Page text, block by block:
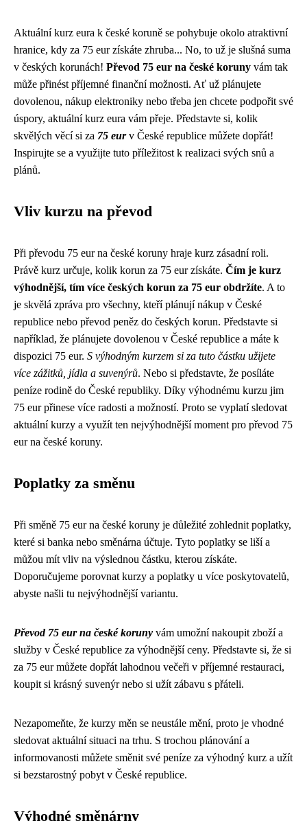
Aktuální kurz eura k české koruně se pohybuje okolo atraktivní
hranice, kdy za 75 eur získáte zhruba... No, to už je slušná suma
v českých korunách! Převod 75 eur na české koruny vám tak
může přinést příjemné finanční možnosti. Ať už plánujete
dovolenou, nákup elektroniky nebo třeba jen chcete podpořit své
úspory, aktuální kurz eura vám přeje. Představte si, kolik
skvělých věcí si za 75 eurv České republice můžete dopřát!
Inspirujte se a využijte tuto příležitost k realizaci svých snů a
plánů.
Vliv kurzu na převod
Při převodu 75 eur na české koruny hraje kurz zásadní roli.
Právě kurz určuje, kolik korun za 75 eur získáte. Čím je kurz
výhodnější, tím více českých korun za 75 eur obdržíte. A to
je skvělá zpráva pro všechny, kteří plánují nákup v České
republice nebo převod peněz do českých korun. Představte si
například, že plánujete dovolenou v České republice a máte k
dispozici 75 eur. S výhodným kurzem si za tuto částku užijete
více zážitků, jídla a suvenýrů. Nebo si představte, že posíláte
peníze rodině do České republiky. Díky výhodnému kurzu jim
75 eur přinese více radosti a možností. Proto se vyplatí sledovat
aktuální kurzy a využít ten nejvýhodnější moment pro převod 75
eur na české koruny.
Poplatky za směnu
Při směně 75 eur na české koruny je důležité zohlednit poplatky,
které si banka nebo směnárna účtuje. Tyto poplatky se liší a
můžou mít vliv na výslednou částku, kterou získáte.
Doporučujeme porovnat kurzy a poplatky u více poskytovatelů,
abyste našli tu nejvýhodnější variantu.
Převod 75 eur na české koruny vám umožní nakoupit zboží a
služby v České republice za výhodnější ceny. Představte si, že si
za 75 eur můžete dopřát lahodnou večeři v příjemné restauraci,
koupit si krásný suvenýr nebo si užít zábavu s přáteli.
Nezapomeňte, že kurzy měn se neustále mění, proto je vhodné
sledovat aktuální situaci na trhu. S trochou plánování a
informovanosti můžete směnit své peníze za výhodný kurz a užít
si bezstarostný pobyt v České republice.
Výhodné směnárny